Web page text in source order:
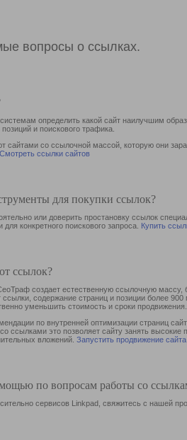
вопросы о ссылках.
определить какой сайт наилучшим
и поискового трафика.
сайтами со ссылочной массой, которую они
Смотреть ссылки сайтов
для покупки ссылок?
или доверить простановку ссылок
конкретного поискового запроса. Купить
ссылок?
создает естественную ссылочную
содержание страниц и позиции более
уменьшить стоимость и сроки продвижения.
по внутренней оптимизации страниц
ссылками это позволяет сайту занять
вложений. Запустить продвижение сайта
по вопросам работы со
сервисов Linkpad, свяжитесь с нашей